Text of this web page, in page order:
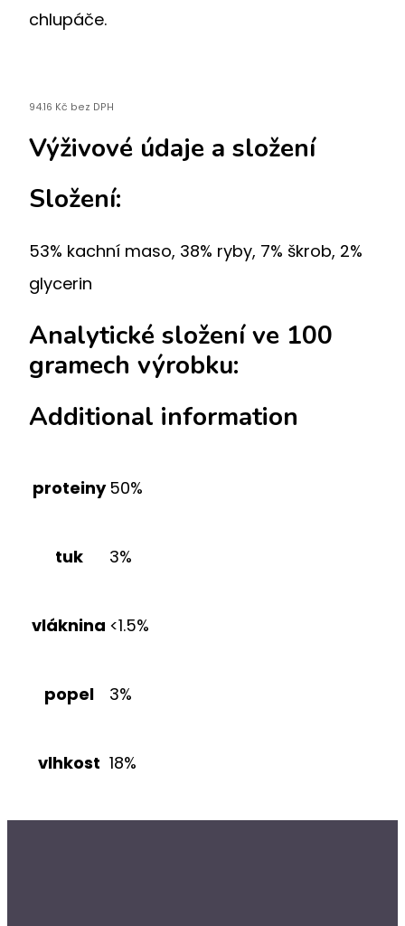
chlupáče.
94.16 Kč bez DPH
Výživové údaje a složení
Složení:
53% kachní maso, 38% ryby, 7% škrob, 2%
glycerin
Analytické složení ve 100
gramech výrobku:
Additional information
proteiny 50%
tuk 3%
vláknina <1.5%
popel 3%
vlhkost 18%